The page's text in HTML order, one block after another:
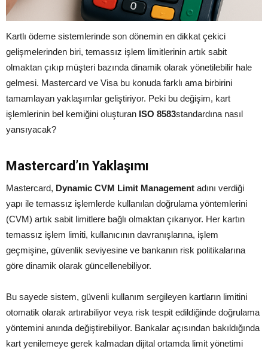
Kartlı ödeme sistemlerinde son dönemin en dikkat çekici
gelişmelerinden biri, temassız işlem limitlerinin artık sabit
olmaktan çıkıp müşteri bazında dinamik olarak yönetilebilir hale
gelmesi. Mastercard ve Visa bu konuda farklı ama birbirini
tamamlayan yaklaşımlar geliştiriyor. Peki bu değişim, kart
işlemlerinin bel kemiğini oluşturan ISO 8583standardına nasıl
yansıyacak?
Mastercard’ın Yaklaşımı
Mastercard, Dynamic CVM Limit Management adını verdiği
yapı ile temassız işlemlerde kullanılan doğrulama yöntemlerini
(CVM) artık sabit limitlere bağlı olmaktan çıkarıyor. Her kartın
temassız işlem limiti, kullanıcının davranışlarına, işlem
geçmişine, güvenlik seviyesine ve bankanın risk politikalarına
göre dinamik olarak güncellenebiliyor.
Bu sayede sistem, güvenli kullanım sergileyen kartların limitini
otomatik olarak artırabiliyor veya risk tespit edildiğinde doğrulama
yöntemini anında değiştirebiliyor. Bankalar açısından bakıldığında
kart yenilemeye gerek kalmadan dijital ortamda limit yönetimi